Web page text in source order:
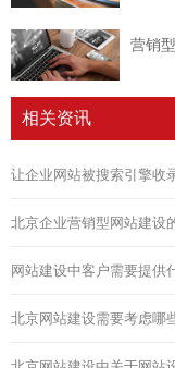
营销
相关资讯
让企业网站被搜索引擎收
北京企业营销型网站建设
网站建设中客户需要提供
北京网站建设需要考虑哪